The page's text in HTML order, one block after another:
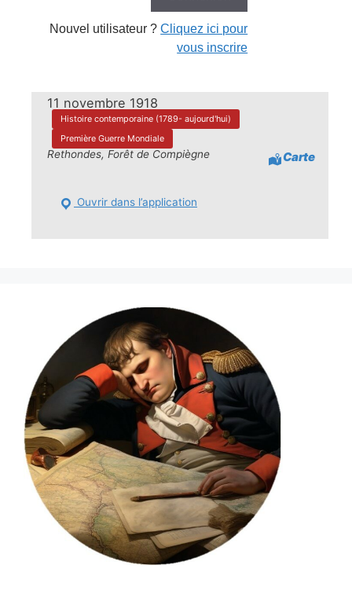
Nouvel utilisateur ?Cliquez ici pour
vous inscrire
11 novembre 1918
Histoire contemporaine (1789- aujourd'hui)
Première Guerre Mondiale
Rethondes, Forêt de Compiègne Carte
Ouvrir dans l’application